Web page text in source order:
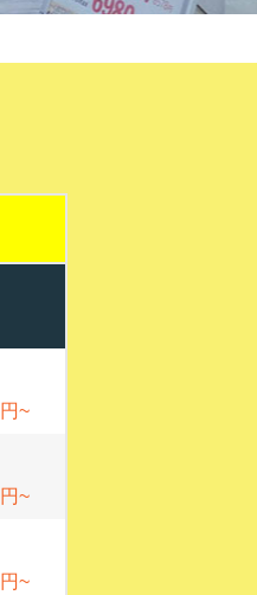
円~
円~
円~